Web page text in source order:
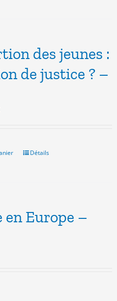
des jeunes :
de justice ? –
Détails
en Europe –